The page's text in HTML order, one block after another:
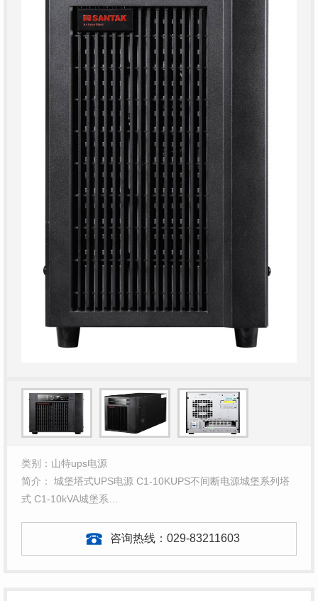
类别：山特ups电源
简介： 城堡塔式UPS电源 C1-10KUPS不间断电源城堡系列塔
式 C1-10kVA城堡系…
咨询热线： 029-83211603